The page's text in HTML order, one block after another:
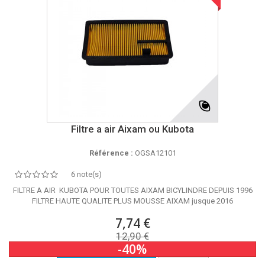
Filtre a air Aixam ou Kubota
Référence : OGSA12101
6 note(s)
FILTRE A AIR KUBOTA POUR TOUTES AIXAM BICYLINDRE DEPUIS 1996
FILTRE HAUTE QUALITE PLUS MOUSSE AIXAM jusque 2016
7,74 €
12,90 €
-40%